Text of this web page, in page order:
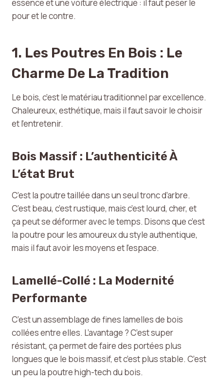
essence et une voiture électrique : il faut peser le
pour et le contre.
1. Les Poutres En Bois : Le
Charme De La Tradition
Le bois, c’est le matériau traditionnel par excellence.
Chaleureux, esthétique, mais il faut savoir le choisir
et l’entretenir.
Bois Massif : L’authenticité À
L’état Brut
C’est la poutre taillée dans un seul tronc d’arbre.
C’est beau, c’est rustique, mais c’est lourd, cher, et
ça peut se déformer avec le temps. Disons que c’est
la poutre pour les amoureux du style authentique,
mais il faut avoir les moyens et l’espace.
Lamellé-Collé : La Modernité
Performante
C’est un assemblage de fines lamelles de bois
collées entre elles. L’avantage ? C’est super
résistant, ça permet de faire des portées plus
longues que le bois massif, et c’est plus stable. C’est
un peu la poutre high-tech du bois.